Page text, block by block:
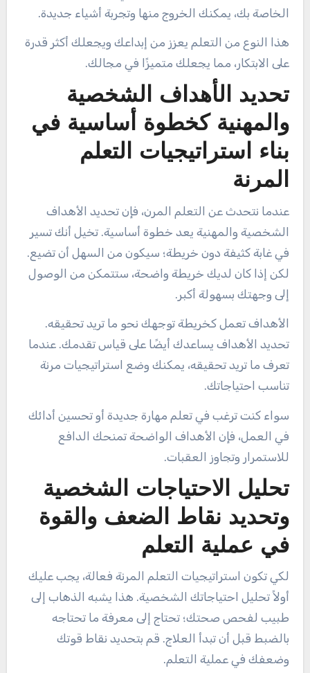
الخاصة بك، يمكنك الخروج منها وتجربة أشياء جديدة.
هذا النوع من التعلم يعزز من إبداعك ويجعلك أكثر قدرة
على الابتكار، مما يجعلك متميزًا في مجالك.
تحديد الأهداف الشخصية
والمهنية كخطوة أساسية في
بناء استراتيجيات التعلم
المرنة
عندما نتحدث عن التعلم المرن، فإن تحديد الأهداف
الشخصية والمهنية يعد خطوة أساسية. تخيل أنك تسير
في غابة كثيفة دون خريطة؛ سيكون من السهل أن تضيع.
لكن إذا كان لديك خريطة واضحة، ستتمكن من الوصول
إلى وجهتك بسهولة أكبر.
الأهداف تعمل كخريطة توجهك نحو ما تريد تحقيقه.
تحديد الأهداف يساعدك أيضًا على قياس تقدمك. عندما
تعرف ما تريد تحقيقه، يمكنك وضع استراتيجيات مرنة
تناسب احتياجاتك.
سواء كنت ترغب في تعلم مهارة جديدة أو تحسين أدائك
في العمل، فإن الأهداف الواضحة تمنحك الدافع
للاستمرار وتجاوز العقبات.
تحليل الاحتياجات الشخصية
وتحديد نقاط الضعف والقوة
في عملية التعلم
لكي تكون استراتيجيات التعلم المرنة فعالة، يجب عليك
أولاً تحليل احتياجاتك الشخصية. هذا يشبه الذهاب إلى
طبيب لفحص صحتك؛ تحتاج إلى معرفة ما تحتاجه
بالضبط قبل أن تبدأ العلاج. قم بتحديد نقاط قوتك
وضعفك في عملية التعلم.